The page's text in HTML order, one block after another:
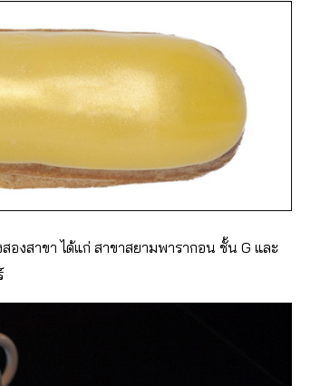
องสาขา ได้แก่ สาขาสยามพารากอน ชั้น G และ